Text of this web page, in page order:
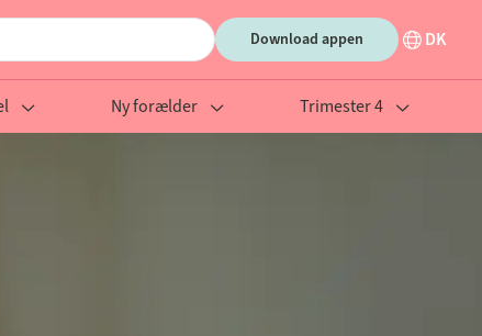
Download appen DK
Ny forælder Trimester 4